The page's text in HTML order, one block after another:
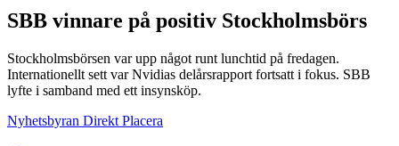
SBB vinnare på positiv Stockholmsbörs
Stockholmsbörsen var upp något runt lunchtid på fredagen.
Internationellt sett var Nvidias delårsrapport fortsatt i fokus. SBB
lyfte i samband med ett insynsköp.
Nyhetsbyran Direkt Placera